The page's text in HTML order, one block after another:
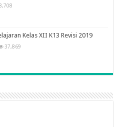
Kelas XII K13 Revisi 2019
37,869